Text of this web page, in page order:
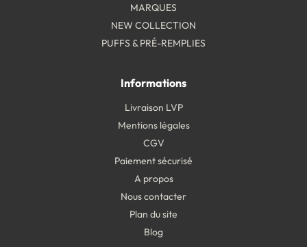
MARQUES
NEW COLLECTION
PUFFS & PRÉ-REMPLIES
Informations
Livraison LVP
Mentions légales
CGV
Paiement sécurisé
A propos
Nous contacter
Plan du site
Blog